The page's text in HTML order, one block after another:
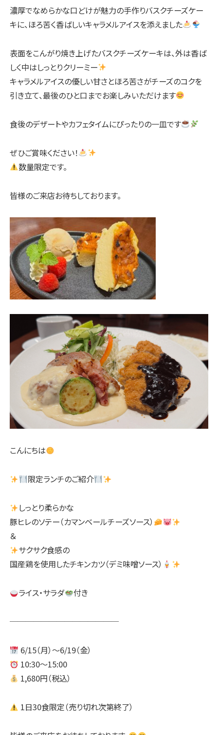
濃厚でなめらかな口どけが魅力の手作りバスクチーズケー
キに、ほろ苦く香ばしいキャラメルアイスを添えました
表面をこんがり焼き上げたバスクチーズケーキは、外は香ば
しく中はしっとりクリーミー
キャラメルアイスの優しい甘さとほろ苦さがチーズのコクを
引き立て、最後のひと口までお楽しみいただけます
食後のデザートやカフェタイムにぴったりの一皿です
ぜひご賞味ください！
数量限定です。
皆様のご来店お待ちしております。
こんにちは
限定ランチのご紹介
しっとり柔らかな
豚ヒレのソテー（カマンベールチーズソース）
＆
サクサク食感の
国産鶏を使用したチキンカツ（デミ味噌ソース）
ライス・サラダ 付き
──────────────
6/15（月）～6/19（金）
10:30～15:00
1,680円（税込）
1日30食限定（売り切れ次第終了）